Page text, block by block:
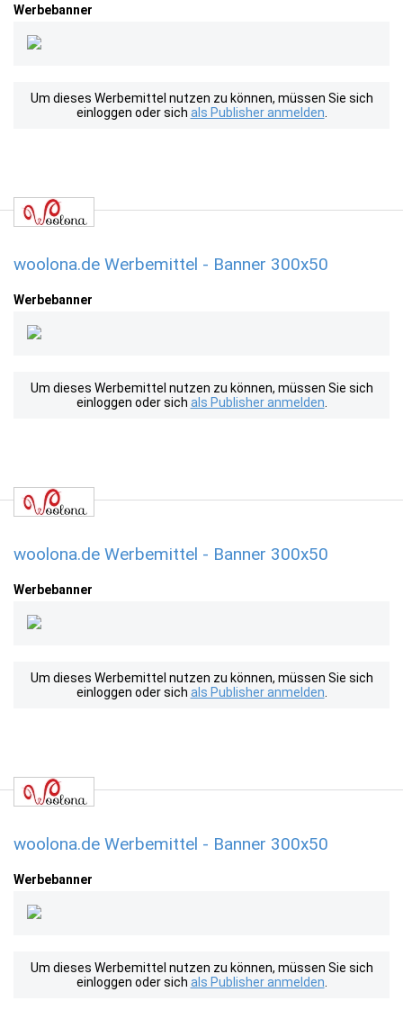
Werbebanner
Um dieses Werbemittel nutzen zu können, müssen Sie sich
einloggen oder sich als Publisher anmelden
woolona.de Werbemittel - Banner 300x50
Werbebanner
Um dieses Werbemittel nutzen zu können, müssen Sie sich
einloggen oder sich als Publisher anmelden
woolona.de Werbemittel - Banner 300x50
Werbebanner
Um dieses Werbemittel nutzen zu können, müssen Sie sich
einloggen oder sich als Publisher anmelden
woolona.de Werbemittel - Banner 300x50
Werbebanner
Um dieses Werbemittel nutzen zu können, müssen Sie sich
einloggen oder sich als Publisher anmelden